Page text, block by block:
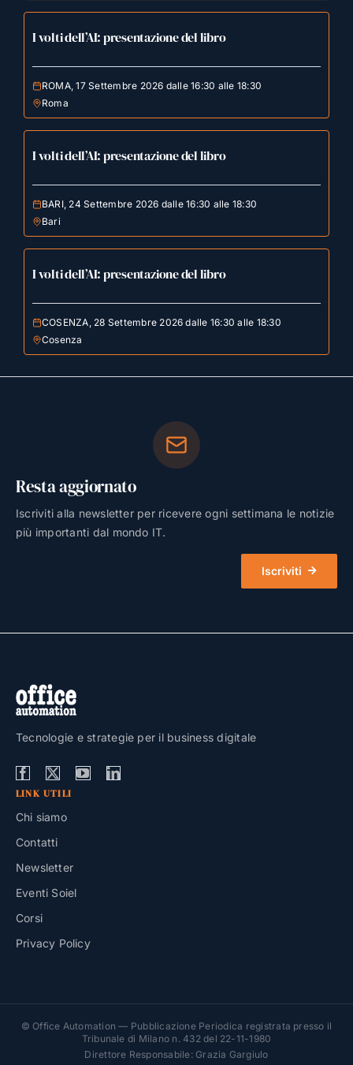
I volti dell’AI: presentazione del libro
ROMA, 17 Settembre 2026 dalle 16:30 alle 18:30
Roma
I volti dell’AI: presentazione del libro
BARI, 24 Settembre 2026 dalle 16:30 alle 18:30
Bari
I volti dell’AI: presentazione del libro
COSENZA, 28 Settembre 2026 dalle 16:30 alle 18:30
Cosenza
Resta aggiornato
Iscriviti alla newsletter per ricevere ogni settimana le notizie
più importanti dal mondo IT.
Iscriviti
Tecnologie e strategie per il business digitale
LINK UTILI
Chi siamo
Contatti
Newsletter
Eventi Soiel
Corsi
Privacy Policy
© Office Automation — Pubblicazione Periodica registrata presso il
Tribunale di Milano n. 432 del 22-11-1980
Direttore Responsabile: Grazia Gargiulo